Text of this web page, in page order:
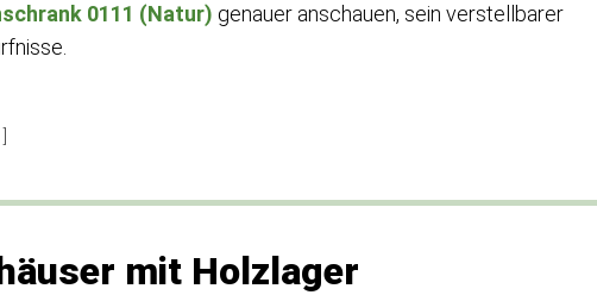
0111 (Natur) genauer anschauen, sein verstellbarer
mit Holzlager